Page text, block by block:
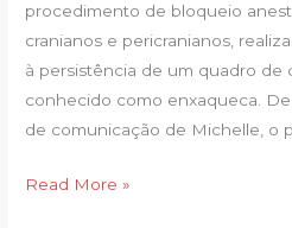
procedimento de bloqueio
cranianos e pericranianos,
à persistência de um quadro de
conhecido como enxaqueca.
de comunicação de Michelle, o
Read More »